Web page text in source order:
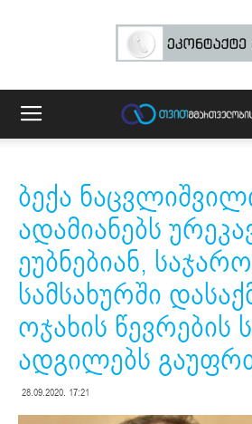
ბექა
ადამიანებს
ეუბნებიან, საჯარო
სამსახურში
ოჯახის წევრების
ადგილებს
28.09.2020. 17:21